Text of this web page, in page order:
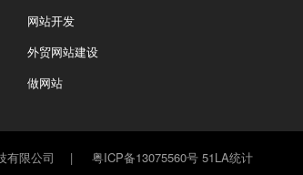
网站开发
外贸网站建设
做网站
有限公司 | 粤ICP备13075560号 51LA统计